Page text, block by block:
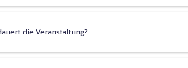
die Veranstaltung?